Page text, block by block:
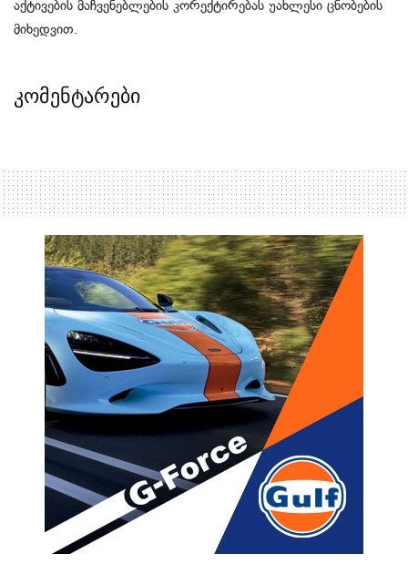
აქტივების მაჩვენებლების კორექტირებას უახლესი ცნობების
მიხედვით.
კომენტარები